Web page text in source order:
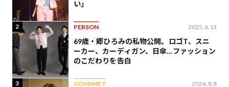
い」
2 PERSON 2025.6.13
69歳・郷ひろみの私物公開。ロゴT、スニ
ーカー、カーディガン、日傘…ファッション
のこだわりを告白
3 GOURMET 2026.8.8